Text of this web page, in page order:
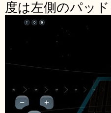
度は左側のパッ